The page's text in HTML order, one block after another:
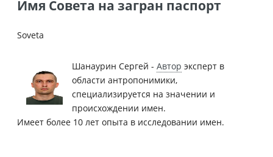
Имя Совета на загран паспорт
Soveta
Шанаурин Сергей - Автор эксперт в
области антропонимики,
специализируется на значении и
происхождении имен.
Имеет более 10 лет опыта в исследовании имен.